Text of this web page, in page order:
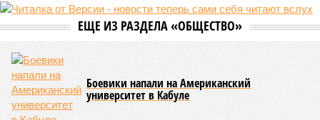
ЕЩЕ ИЗ РАЗДЕЛА «ОБЩЕСТВО»
Боевики напали на Американский
университет в Кабуле